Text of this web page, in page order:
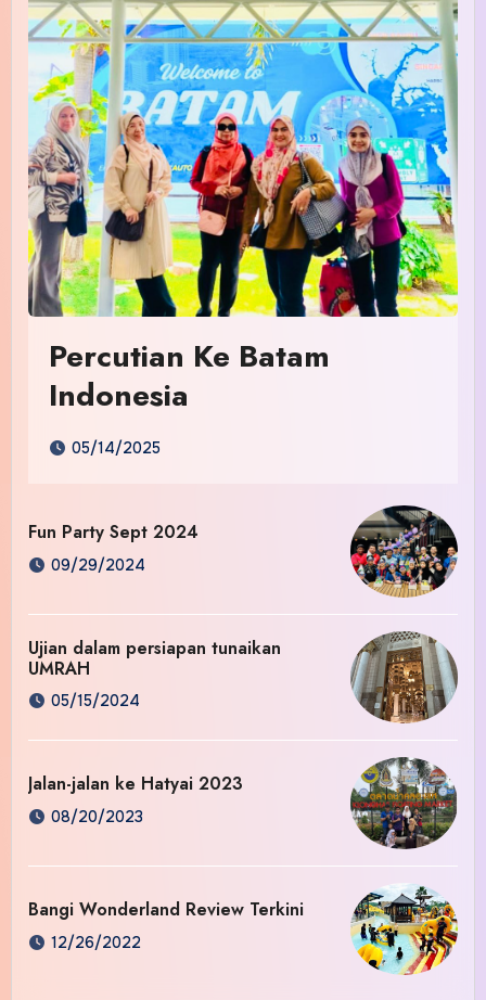
Percutian Ke Batam
Indonesia
05/14/2025
Fun Party Sept 2024
09/29/2024
Ujian dalam persiapan tunaikan
UMRAH
05/15/2024
Jalan-jalan ke Hatyai 2023
08/20/2023
Bangi Wonderland Review Terkini
12/26/2022